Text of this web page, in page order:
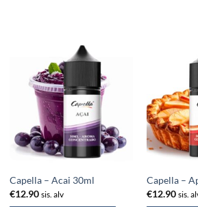
Capella – Acai 30ml
€12.90 sis. alv
Capella –
€12.90 sis.